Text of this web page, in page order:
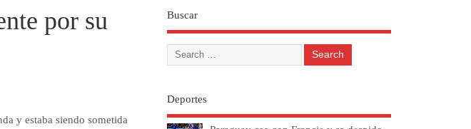
por su
y estaba siendo sometida
Buscar
Deportes